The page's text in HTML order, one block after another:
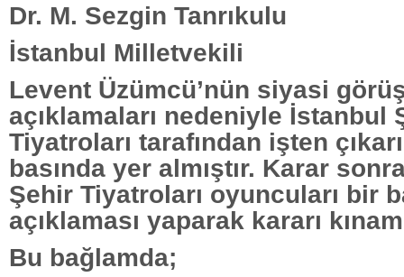
Dr. M. Sezgin Tanrıkulu
İstanbul Milletvekili
Levent Üzümcü’nün siyasi
açıklamaları nedeniyle İstanbul
Tiyatroları tarafından işten
basında yer almıştır. Karar
Şehir Tiyatroları oyuncuları bir
açıklaması yaparak kararı
Bu bağlamda;